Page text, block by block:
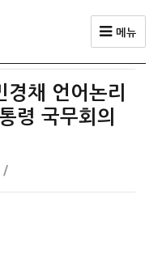
메뉴
채 언어논리
령 국무회의